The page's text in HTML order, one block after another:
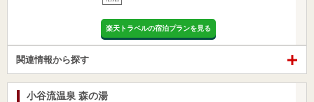
楽天トラベルの宿泊プランを見る
関連情報から探す
小谷流温泉 森の湯